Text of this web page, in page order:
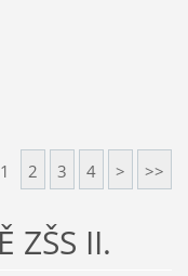
1 2 3 4 > >>
ZŠS II.